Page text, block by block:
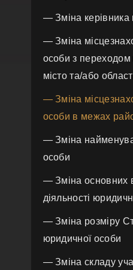
— Зміна керівника
— Зміна
особи з
місто та/або
— Зміна
особи в межах
— Зміна
особи
— Зміна основних
діяльності
— Зміна розміру
юридичної особи
— Зміна складу